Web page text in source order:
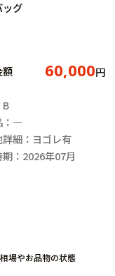
ッグ
額 60,000円
B
：―
詳細：ヨゴレ有
期：2026年07月
場やお品物の状態